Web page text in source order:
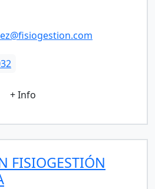
+ Info
FISIOGESTIÓN